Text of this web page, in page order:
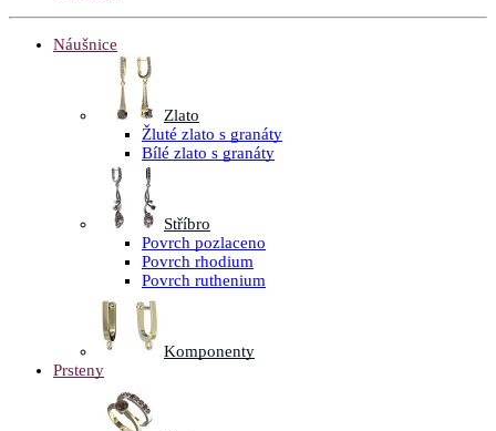
Náušnice
Zlato
Žluté zlato s granáty
Bílé zlato s granáty
Stříbro
Povrch pozlaceno
Povrch rhodium
Povrch ruthenium
Komponenty
Prsteny